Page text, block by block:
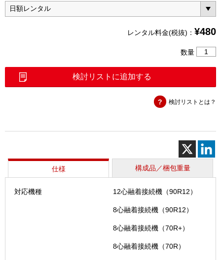
レンタル料金(税抜)： ¥480
数量
（FH-
検討リストに追加する
検討リストとは？
仕様 構成品／梱包重量
対応機種 12心融着接続機（90R12）
8心融着接続機（90R12）
8心融着接続機（70R+）
8心融着接続機（70R）